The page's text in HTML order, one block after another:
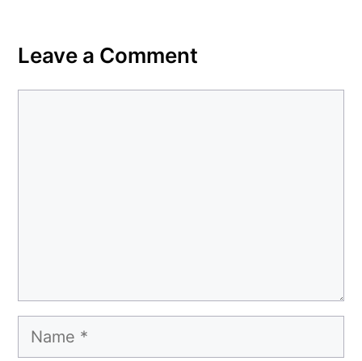
Leave a Comment
Name